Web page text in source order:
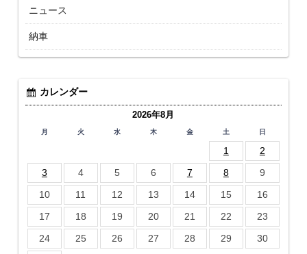
ニュース
納車
カレンダー
2026年8月
月 火 水 木 金 土 日
1
2
3
4 5 6 7 8
9
10
11 12 13 14 15
16
17
18 19 20 21 22
23
24
25 26 27 28 29
30